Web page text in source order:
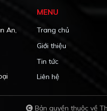
An,
MENU
Trang chủ
Giới thiệu
Tin tức
Liên hệ
Bản quyền thuộc về